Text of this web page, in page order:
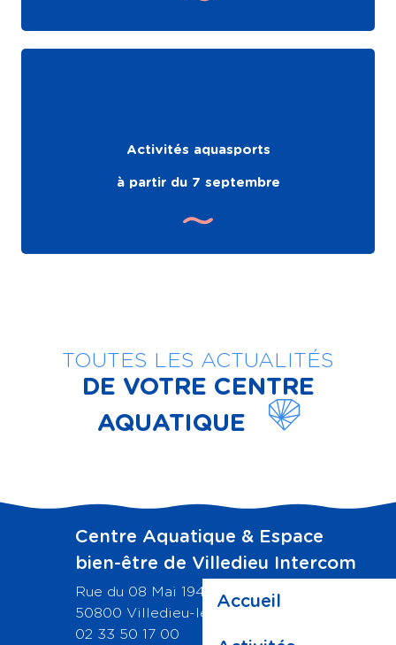
Accueil
Activités aquasports
à partir du 7 septembre
TOUTES LES ACTUALITÉS
DE VOTRE CENTRE
AQUATIQUE
Centre Aquatique & Espace
bien-être de Villedieu Intercom
Rue du 08 Mai 1945,
50800 Villedieu-les-Poeles-Rouffigny
02 33 50 17 00